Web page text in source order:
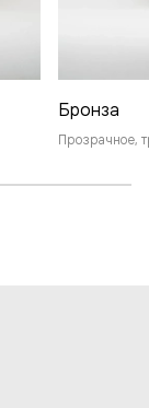
Бронза
Прозрачное,